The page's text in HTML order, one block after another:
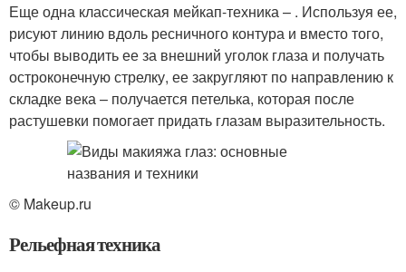
Еще одна классическая мейкап-техника – . Используя ее,
рисуют линию вдоль ресничного контура и вместо того,
чтобы выводить ее за внешний уголок глаза и получать
остроконечную стрелку, ее закругляют по направлению к
складке века – получается петелька, которая после
растушевки помогает придать глазам выразительность.
© Makeup.ru
Рельефная техника